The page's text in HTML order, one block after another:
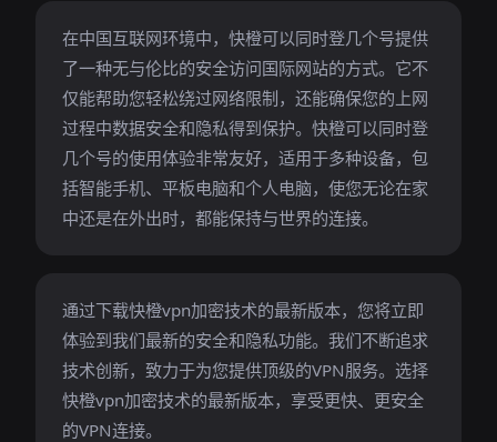
在中国互联网环境中，快橙可以同时登几个号提供
了一种无与伦比的安全访问国际网站的方式。它不
仅能帮助您轻松绕过网络限制，还能确保您的上网
过程中数据安全和隐私得到保护。快橙可以同时登
几个号的使用体验非常友好，适用于多种设备，包
括智能手机、平板电脑和个人电脑，使您无论在家
中还是在外出时，都能保持与世界的连接。
通过下载快橙vpn加密技术的最新版本，您将立即
体验到我们最新的安全和隐私功能。我们不断追求
技术创新，致力于为您提供顶级的VPN服务。选择
快橙vpn加密技术的最新版本，享受更快、更安全
的VPN连接。